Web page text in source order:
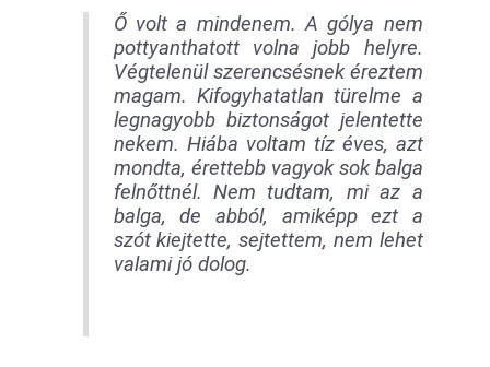
Ő volt a mindenem. A gólya nem
pottyanthatott volna jobb helyre.
Végtelenül szerencsésnek éreztem
magam. Kifogyhatatlan türelme a
legnagyobb biztonságot jelentette
nekem. Hiába voltam tíz éves, azt
mondta, érettebb vagyok sok balga
felnőttnél. Nem tudtam, mi az a
balga, de abból, amiképp ezt a
szót kiejtette, sejtettem, nem lehet
valami jó dolog.